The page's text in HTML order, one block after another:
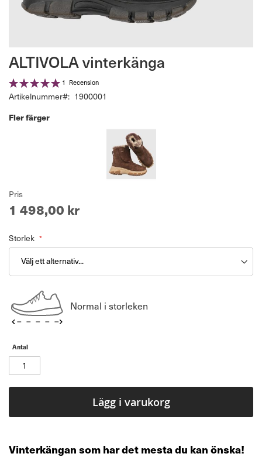
ALTIVOLA vinterkänga
Betyg:
100%
1 Recension
Artikelnummer 1900001
Fler färger
Pris
1 498,00 kr
Storlek
Normal i storleken
Antal
Lägg i varukorg
Vinterkängan som har det mesta du kan önska!
till
början
av
bildgalleriet